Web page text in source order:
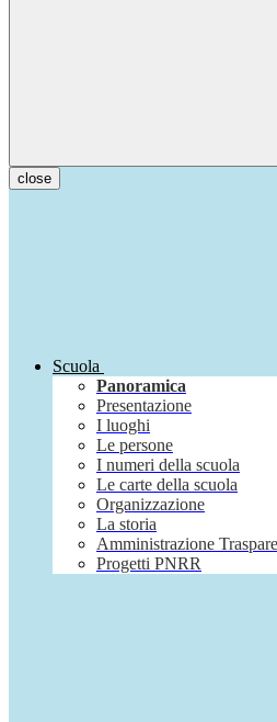
close
Scuola
Panoramica
Presentazione
I luoghi
Le persone
I numeri della scuola
Le carte della scuola
Organizzazione
La storia
Amministrazione
Progetti PNRR